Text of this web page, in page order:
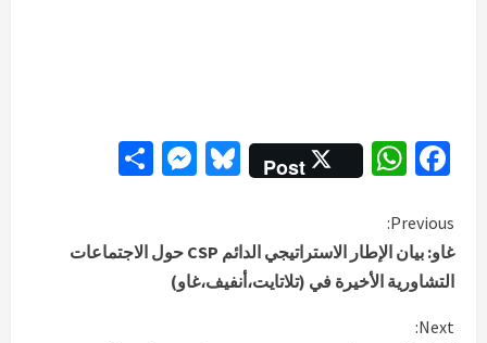
Facebook
WhatsApp
Post
Bluesky
C
o
n
Previous:
غاو: بيان الإطار الاستراتيجي الدائم CSP حول الاجتماعات
التشاورية الأخيرة في (تلاتايت،أنفيف،غاو)
Next: